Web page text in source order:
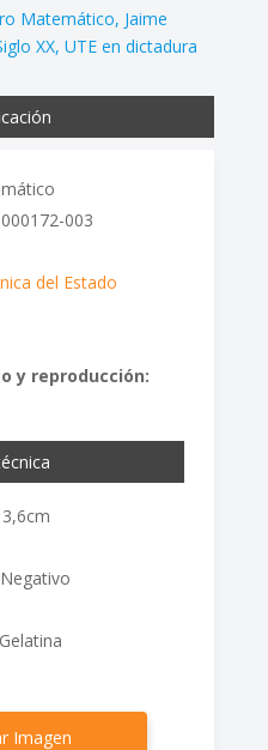
Matemático Jaime
XX UTE en dictadura
003
del Estado
y reproducción:
Negativo
Gelatina
Imagen